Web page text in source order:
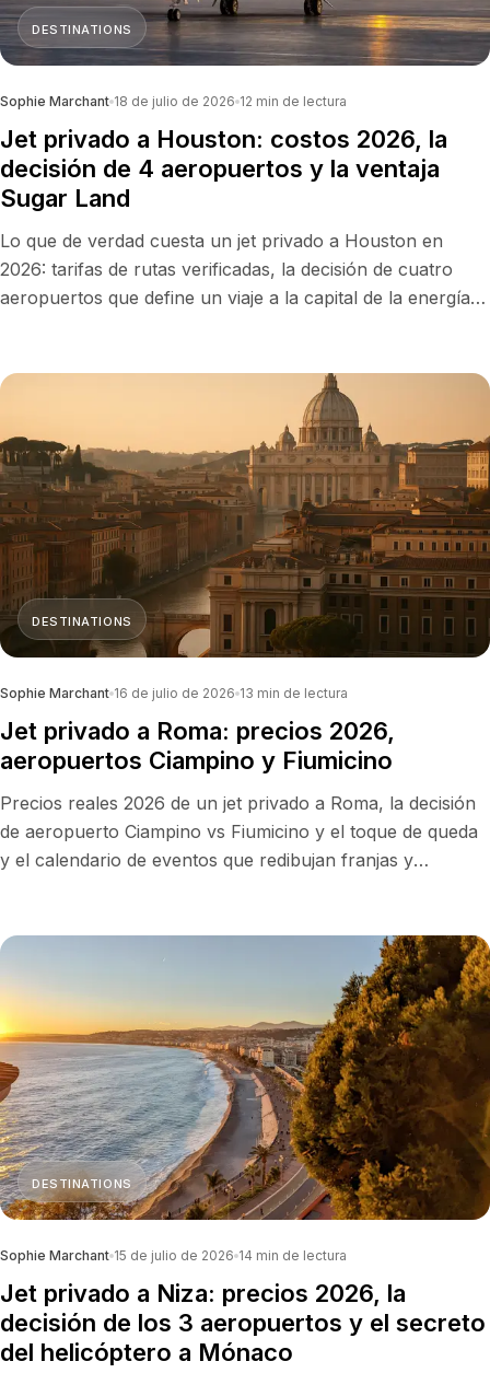
DESTINATIONS
Sophie Marchant 18 de julio de 2026 12 min de lectura
Jet privado a Houston: costos 2026, la
decisión de 4 aeropuertos y la ventaja
Sugar Land
Lo que de verdad cuesta un jet privado a Houston en
2026: tarifas de rutas verificadas, la decisión de cuatro
aeropuertos que define un viaje a la capital de la energía y
DESTINATIONS
Sophie Marchant 16 de julio de 2026 13 min de lectura
Jet privado a Roma: precios 2026,
aeropuertos Ciampino y Fiumicino
Precios reales 2026 de un jet privado a Roma, la decisión
de aeropuerto Ciampino vs Fiumicino y el toque de queda
y el calendario de eventos que redibujan franjas y
DESTINATIONS
Sophie Marchant 15 de julio de 2026 14 min de lectura
Jet privado a Niza: precios 2026, la
decisión de los 3 aeropuertos y el secreto
del helicóptero a Mónaco